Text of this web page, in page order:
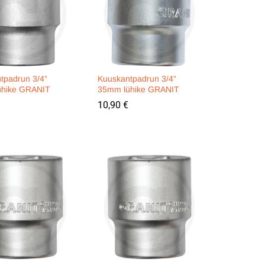
3/4”
GRANIT
Kuuskantpadrun 3/4”
35mm lühike GRANIT
10,90 €
10,90 €